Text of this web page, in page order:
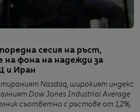
сесия на ръст,
фона на надежди за
и Иран
Nasdaq, широкият индекс
Dow Jones Industrial Average
съответно с ръстове от 1,2%,